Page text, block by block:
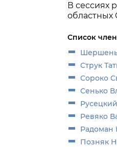
В сессиях
областных
Список
Струк
Сороко
Сенько
Ревяко
Радоман
Позняк